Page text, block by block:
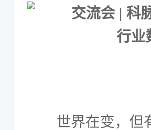
世界在变，但